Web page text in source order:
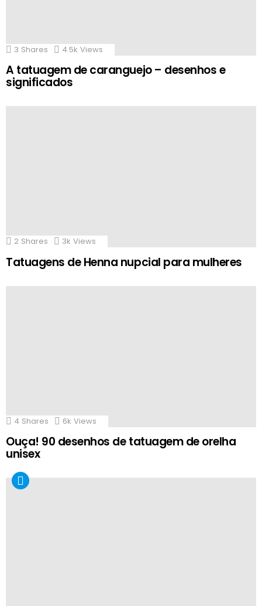
3 Shares 4.5k Views
A tatuagem de caranguejo – desenhos e
significados
2 Shares 3k Views
Tatuagens de Henna nupcial para mulheres
4 Shares 6k Views
Ouça! 90 desenhos de tatuagem de orelha
unisex